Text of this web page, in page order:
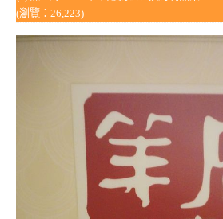
(瀏覽：26,223)